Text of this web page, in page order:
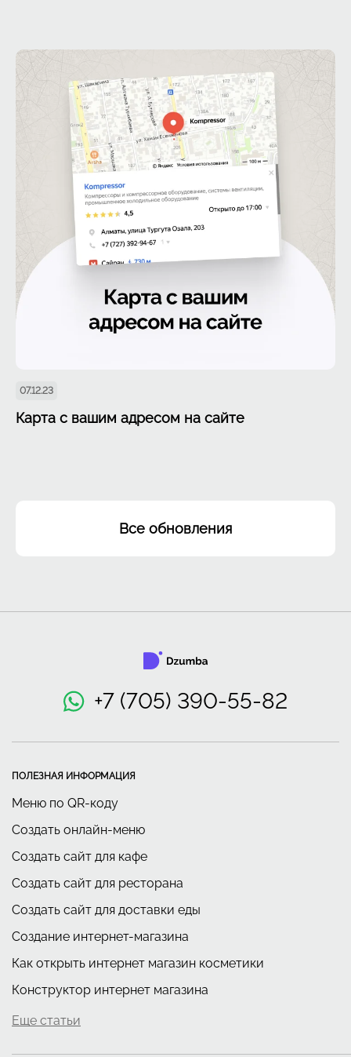
07.12.23
Карта с вашим адресом на сайте
Все обновления
+7 (705) 390-55-82
ПОЛЕЗНАЯ ИНФОРМАЦИЯ
Меню по QR-коду
Создать онлайн-меню
Создать сайт для кафе
Создать сайт для ресторана
Создать сайт для доставки еды
Создание интернет-магазина
Как открыть интернет магазин косметики
Конструктор интернет магазина
Еще статьи